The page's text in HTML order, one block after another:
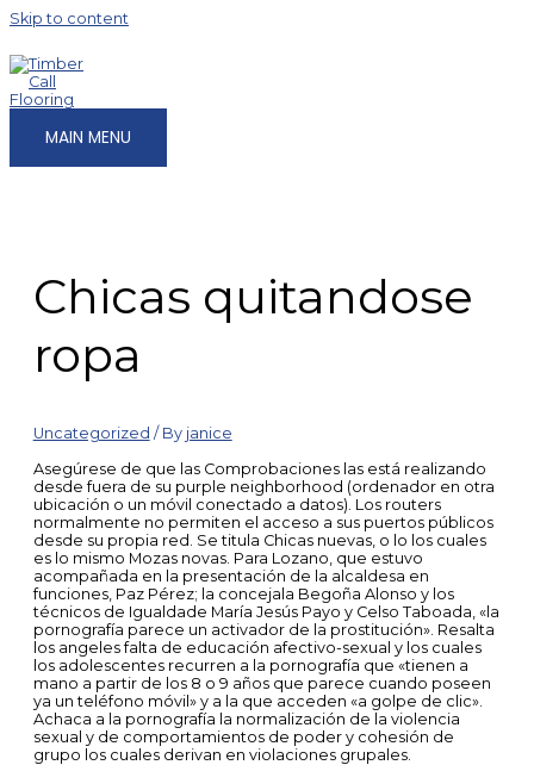
Skip to content
MAIN MENU
Chicas quitandose
ropa
Uncategorized / By janice
Asegúrese de que las Comprobaciones las está realizando
desde fuera de su purple neighborhood (ordenador en otra
ubicación o un móvil conectado a datos). Los routers
normalmente no permiten el acceso a sus puertos públicos
desde su propia red. Se titula Chicas nuevas, o lo los cuales
es lo mismo Mozas novas. Para Lozano, que estuvo
acompañada en la presentación de la alcaldesa en
funciones, Paz Pérez; la concejala Begoña Alonso y los
técnicos de Igualdade María Jesús Payo y Celso Taboada, «la
pornografía parece un activador de la prostitución». Resalta
los angeles falta de educación afectivo-sexual y los cuales
los adolescentes recurren a la pornografía que «tienen a
mano a partir de los 8 o 9 años que parece cuando poseen
ya un teléfono móvil» y a la que acceden «a golpe de clic».
Achaca a la pornografía la normalización de la violencia
sexual y de comportamientos de poder y cohesión de
grupo los cuales derivan en violaciones grupales.